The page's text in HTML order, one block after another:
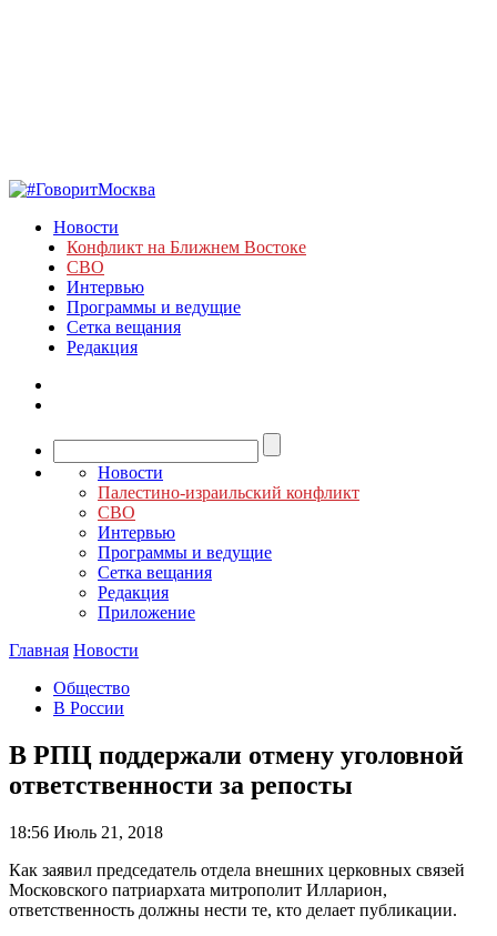
Новости
Конфликт на Ближнем Востоке
СВО
Интервью
Программы и ведущие
Сетка вещания
Редакция
Новости
Палестино-израильский конфликт
СВО
Интервью
Программы и ведущие
Сетка вещания
Редакция
Приложение
Главная Новости
Общество
В России
В РПЦ поддержали отмену уголовной
ответственности за репосты
18:56 Июль 21, 2018
Как заявил председатель отдела внешних церковных связей
Московского патриархата митрополит Илларион,
ответственность должны нести те, кто делает публикации.